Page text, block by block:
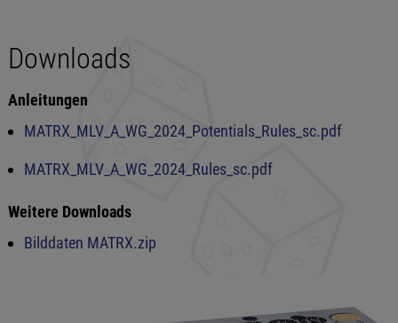
Downloads
Anleitungen
MATRX_MLV_A_WG_2024_Potentials_Rules_sc.pdf
MATRX_MLV_A_WG_2024_Rules_sc.pdf
Weitere Downloads
Bilddaten MATRX.zip